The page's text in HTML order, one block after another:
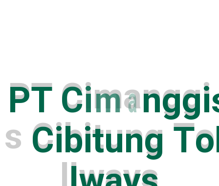
PT Cimanggi
s Cibitung To
llways